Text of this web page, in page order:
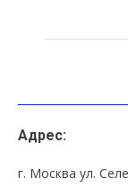
Адрес:
г. Москва ул.